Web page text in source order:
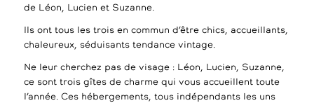
de Léon, Lucien et Suzanne.
Ils ont tous les trois en commun d’être chics, accueillants,
chaleureux, séduisants tendance vintage.
Ne leur cherchez pas de visage : Léon, Lucien, Suzanne,
ce sont trois gîtes de charme qui vous accueillent toute
l’année. Ces hébergements, tous indépendants les uns